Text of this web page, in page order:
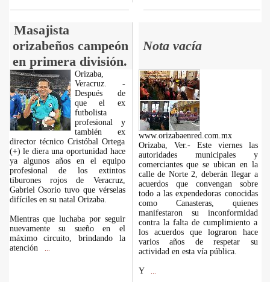
Masajista
orizabeños campeón
en primera división.
Nota vacía
Orizaba,
Veracruz. -
Después de
que el ex
futbolista
profesional y
también ex
director técnico Cristóbal Ortega
(+) le diera una oportunidad hace
ya algunos años en el equipo
profesional de los extintos
tiburones rojos de Veracruz,
Gabriel Osorio tuvo que vérselas
difíciles en su natal Orizaba.
Mientras que luchaba por seguir
nuevamente su sueño en el
máximo circuito, brindando la
atención
www.orizabaenred.com.mx
Orizaba, Ver.- Este viernes las
autoridades municipales y
comerciantes que se ubican en la
calle de Norte 2, deberán llegar a
acuerdos que convengan sobre
todo a las expendedoras conocidas
como Canasteras, quienes
manifestaron su inconformidad
contra la falta de cumplimiento a
los acuerdos que lograron hace
varios años de respetar su
actividad en esta vía pública.
Y